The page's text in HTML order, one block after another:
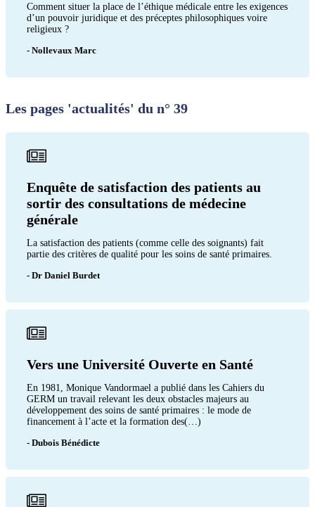
Comment situer la place de l’éthique médicale entre les exigences
d’un pouvoir juridique et des préceptes philosophiques voire
religieux ?
- Nollevaux Marc
Les pages 'actualités' du n° 39
Enquête de satisfaction des patients au
sortir des consultations de médecine
générale
La satisfaction des patients (comme celle des soignants) fait
partie des critères de qualité pour les soins de santé primaires.
- Dr Daniel Burdet
Vers une Université Ouverte en Santé
En 1981, Monique Vandormael a publié dans les Cahiers du
GERM un travail relevant les deux obstacles majeurs au
développement des soins de santé primaires : le mode de
financement à l’acte et la formation des(…)
- Dubois Bénédicte